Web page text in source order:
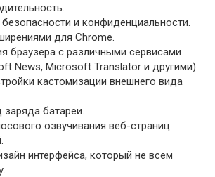
и конфиденциальности.
для Chrome.
браузера с различными сервисами
News, Microsoft Translator и другими).
кастомизации внешнего вида
батареи.
озвучивания веб-страниц.
интерфейса, который не всем